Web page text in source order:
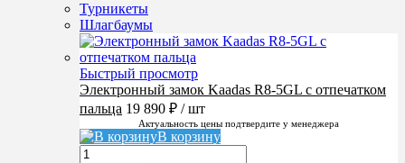
Турникеты
Шлагбаумы
Быстрый просмотр
Электронный замок Kaadas R8-5GL с отпечатком
пальца 19 890 ₽ / шт
Актуальность цены подтвердите у менеджера
В корзину